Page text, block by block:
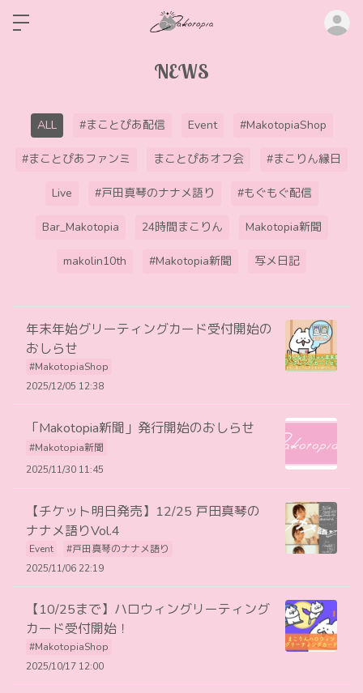
NEWS
ALL #まことぴあ配信 Event #MakotopiaShop
#まことぴあファンミ まことぴあオフ会 #まこりん縁日
Live #戸田真琴のナナメ語り #もぐもぐ配信
Bar_Makotopia 24時間まこりん Makotopia新聞
makolin10th #Makotopia新聞 写メ日記
年末年始グリーティングカード受付開始の
おしらせ
#MakotopiaShop
2025/12/05 12:38
「Makotopia新聞」発行開始のおしらせ
#Makotopia新聞
2025/11/30 11:45
【チケット明日発売】12/25 戸田真琴の
ナナメ語りVol.4
Event
#戸田真琴のナナメ語り
2025/11/06 22:19
【10/25まで】ハロウィングリーティング
カード受付開始！
#MakotopiaShop
2025/10/17 12:00